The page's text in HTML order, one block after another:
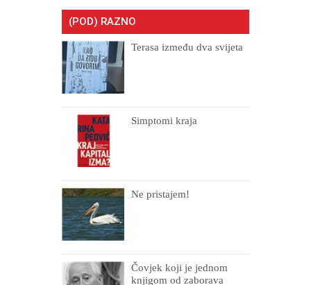
(POD) RAZNO
Terasa između dva svijeta
Simptomi kraja
Ne pristajem!
Čovjek koji je jednom
knjigom od zaborava